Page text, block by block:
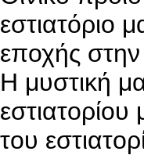
εστιατόριο
εποχής
Η μυστική
εστιατορίου
του